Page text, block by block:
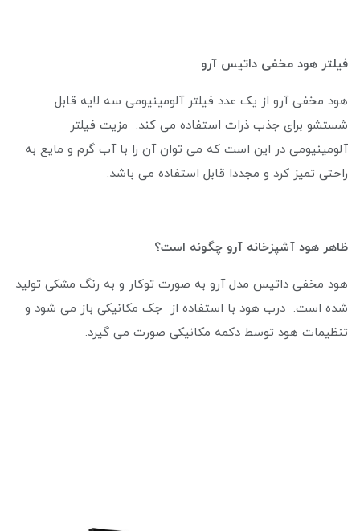
فیلتر هود مخفی داتیس آرو
هود مخفی آرو از یک عدد فیلتر آلومینیومی سه لایه قابل
شستشو برای جذب ذرات استفاده می کند. مزیت فیلتر
آلومینیومی در این است که می توان آن را با آب گرم و مایع به
راحتی تمیز کرد و مجددا قابل استفاده می باشد.
ظاهر هود آشپزخانه آرو چگونه است؟
هود مخفی داتیس مدل آرو به صورت توکار و به رنگ مشکی تولید
شده است. درب هود با استفاده از جک مکانیکی باز می شود و
تنظیمات هود توسط دکمه مکانیکی صورت می گیرد.